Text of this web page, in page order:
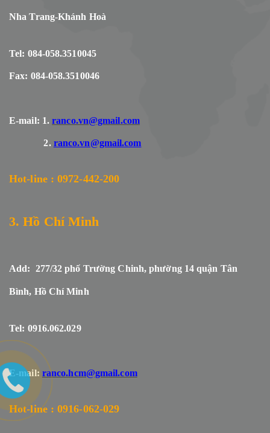
Nha Trang-Khánh Hoà
Tel: 084-058.3510045
Fax: 084-058.3510046
E-mail: 1. ranco.vn@gmail.com
2. ranco.vn@gmail.com
Hot-line : 0972-442-200
3. Hồ Chí Minh
Add: 277/32 phố Trường Chinh, phường 14 quận Tân
Bình, Hồ Chí Minh
Tel: 0916.062.029
E-mail:ranco.hcm@gmail.com
Hot-line : 0916-062-029